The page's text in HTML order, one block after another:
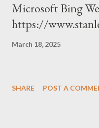
Microsoft Bing
https://
March 18, 2025
SHARE POST A